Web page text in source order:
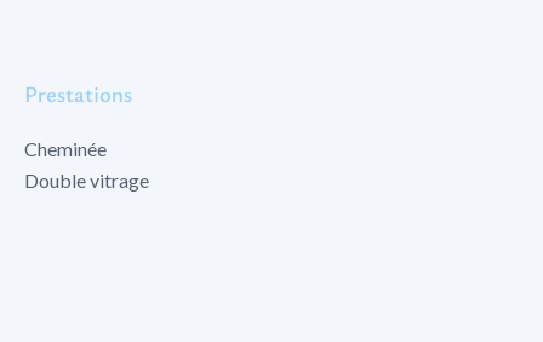
Prestations
Cheminée
Double vitrage